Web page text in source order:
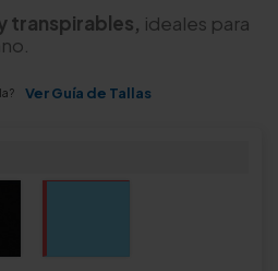
transpirables, ideales para
Ver Guía de Tallas